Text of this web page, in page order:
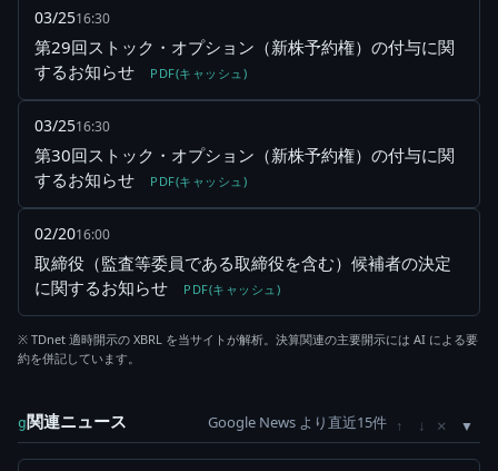
03/2516:30
第29回ストック・オプション（新株予約権）の付与に関
するお知らせ
PDF(キャッシュ)
03/2516:30
第30回ストック・オプション（新株予約権）の付与に関
するお知らせ
PDF(キャッシュ)
02/2016:00
取締役（監査等委員である取締役を含む）候補者の決定
に関するお知らせ
PDF(キャッシュ)
※ TDnet 適時開示の XBRL を当サイトが解析。決算関連の主要開示には AI による要
約を併記しています。
g関連ニュース Google News より直近15件 ↑ ↓ ×